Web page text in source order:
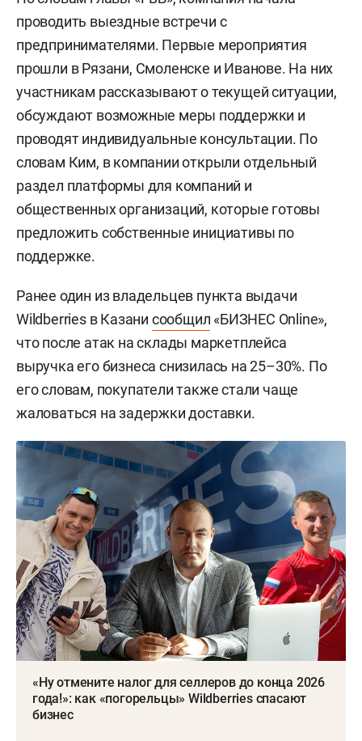
проводить выездные встречи с
предпринимателями. Первые мероприятия
прошли в Рязани, Смоленске и Иванове. На них
участникам рассказывают о текущей ситуации,
обсуждают возможные меры поддержки и
проводят индивидуальные консультации. По
словам Ким, в компании открыли отдельный
раздел платформы для компаний и
общественных организаций, которые готовы
предложить собственные инициативы по
поддержке.
Ранее один из владельцев пункта выдачи
Wildberries в Казани сообщил «БИЗНЕС Online»,
что после атак на склады маркетплейса
выручка его бизнеса снизилась на 25–30%. По
его словам, покупатели также стали чаще
жаловаться на задержки доставки.
«Ну отмените налог для селлеров до конца 2026
года!»: как «погорельцы» Wildberries спасают
бизнес